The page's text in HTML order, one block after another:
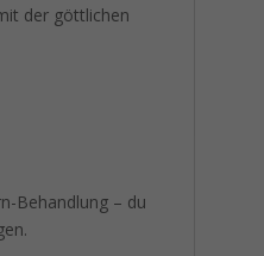
der göttlichen
Behandlung – du